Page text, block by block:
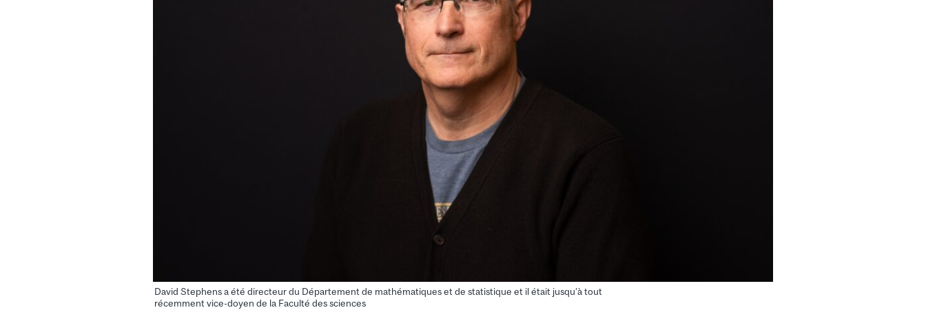
David Stephens a été directeur du Département de mathématiques et de statistique et il était jusqu’à tout
récemment vice-doyen de la Faculté des sciences